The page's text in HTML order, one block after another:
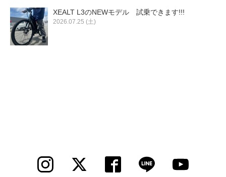
XEALT L3のNEWモデル 試乗できます!!!
2026.07.25 (土)